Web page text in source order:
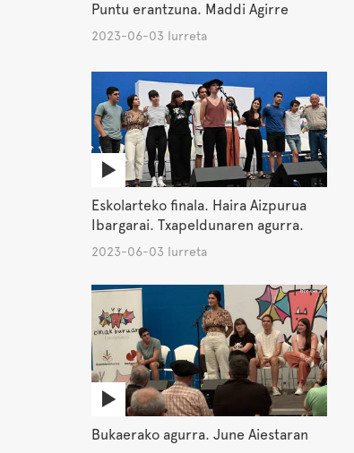
Puntu erantzuna. Maddi Agirre
2023-06-03 Iurreta
Eskolarteko finala. Haira Aizpurua
Ibargarai. Txapeldunaren agurra.
2023-06-03 Iurreta
Bukaerako agurra. June Aiestaran